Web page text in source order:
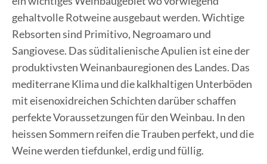
gehaltvolle Rotweine ausgebaut werden. Wichtige
Rebsorten sind Primitivo, Negroamaro und
Sangiovese. Das süditalienische Apulien ist eine der
produktivsten Weinanbauregionen des Landes. Das
mediterrane Klima und die kalkhaltigen Unterböden
mit eisenoxidreichen Schichten darüber schaffen
perfekte Voraussetzungen für den Weinbau. In den
heissen Sommern reifen die Trauben perfekt, und die
Weine werden tiefdunkel, erdig und füllig.